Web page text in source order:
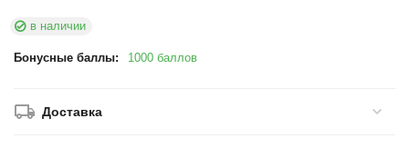
в наличии
Бонусные баллы: 1000 баллов
Доставка